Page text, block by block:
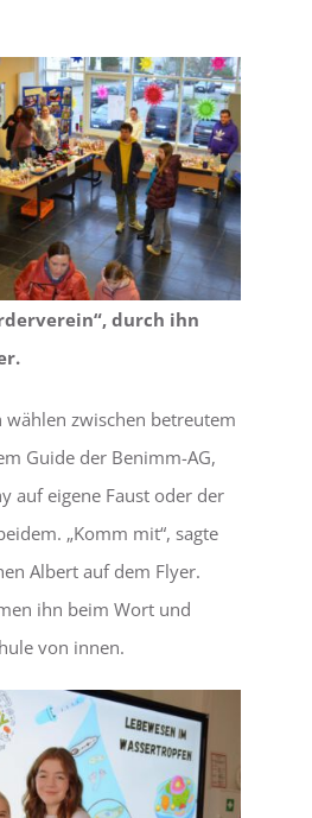
durch ihn
wählen zwischen betreutem
Guide der Benimm-AG,
auf eigene Faust oder der
„Komm mit“, sagte
Albert auf dem Flyer.
ihn beim Wort und
von innen.